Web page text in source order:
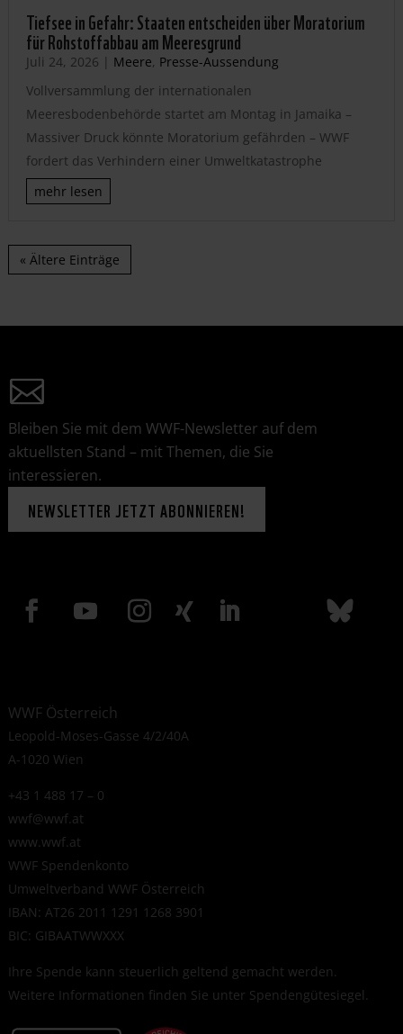
Tiefsee in Gefahr: Staaten entscheiden über Moratorium
für Rohstoffabbau am Meeresgrund
Juli 24, 2026 | Meere, Presse-Aussendung
Vollversammlung der internationalen
Meeresbodenbehörde startet am Montag in Jamaika –
Massiver Druck könnte Moratorium gefährden – WWF
fordert das Verhindern einer Umweltkatastrophe
mehr lesen
« Ältere Einträge
Bleiben Sie mit dem WWF-Newsletter auf dem
aktuellsten Stand – mit Themen, die Sie
interessieren.
NEWSLETTER JETZT ABONNIEREN!
WWF Österreich
Leopold-Moses-Gasse 4/2/40A
A-1020 Wien
+43 1 488 17 – 0
wwf@wwf.at
www.wwf.at
WWF Spendenkonto
Umweltverband WWF Österreich
IBAN: AT26 2011 1291 1268 3901
BIC: GIBAATWWXXX
Ihre Spende kann steuerlich geltend gemacht werden.
Weitere Informationen finden Sie unter Spendengütesiegel.